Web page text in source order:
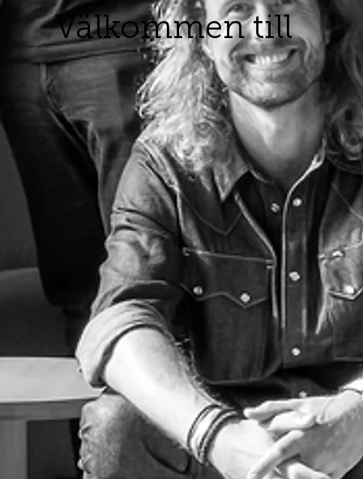
Välkommen till